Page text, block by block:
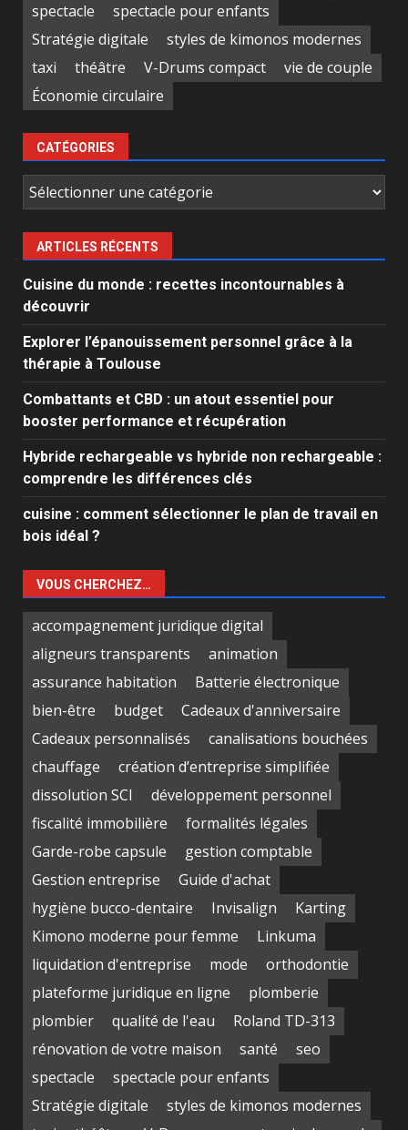
spectacle
spectacle pour enfants
Stratégie digitale
styles de kimonos modernes
taxi
théâtre V-Drums compact
vie de couple
Économie circulaire
CATÉGORIES
Catégories
ARTICLES RÉCENTS
Cuisine du monde : recettes incontournables à
découvrir
Explorer l’épanouissement personnel grâce à la
thérapie à Toulouse
Combattants et CBD : un atout essentiel pour
booster performance et récupération
Hybride rechargeable vs hybride non rechargeable :
comprendre les différences clés
cuisine : comment sélectionner le plan de travail en
bois idéal ?
VOUS CHERCHEZ…
accompagnement juridique digital
aligneurs transparents
animation
assurance habitation
Batterie électronique
bien-être
budget
Cadeaux d'anniversaire
Cadeaux personnalisés
canalisations bouchées
chauffage
création d’entreprise simplifiée
dissolution SCI
développement personnel
fiscalité immobilière
formalités légales
Garde-robe capsule
gestion comptable
Gestion entreprise
Guide d'achat
hygiène bucco-dentaire
Invisalign
Karting
Kimono moderne pour femme
Linkuma
liquidation d'entreprise
mode
orthodontie
plateforme juridique en ligne
plomberie
plombier
qualité de l'eau
Roland TD-313
rénovation de votre maison
santé
seo
spectacle
spectacle pour enfants
Stratégie digitale
styles de kimonos modernes